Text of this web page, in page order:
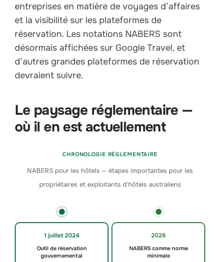
entreprises en matière de voyages d’affaires
et la visibilité sur les plateformes de
réservation. Les notations NABERS sont
désormais affichées sur Google Travel, et
d’autres grandes plateformes de réservation
devraient suivre.
Le paysage réglementaire —
où il en est actuellement
CHRONOLOGIE RÉGLEMENTAIRE
NABERS pour les hôtels — étapes importantes pour les
propriétaires et exploitants d'hôtels australiens
1 juillet 2024
Outil de réservation
gouvernemental
2026
NABERS comme norme
minimale